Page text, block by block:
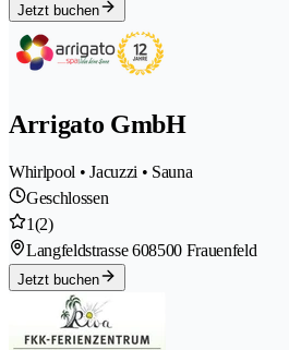
Jetzt buchen
Arrigato GmbH
Whirlpool • Jacuzzi • Sauna
Geschlossen
1(2)
Langfeldstrasse 608500 Frauenfeld
Jetzt buchen